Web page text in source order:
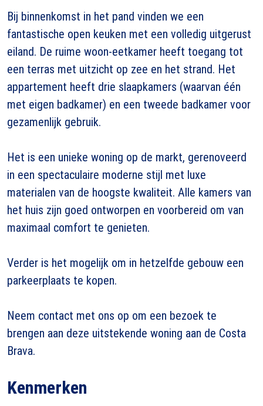
Bij binnenkomst in het pand vinden we een
fantastische open keuken met een volledig uitgerust
eiland. De ruime woon-eetkamer heeft toegang tot
een terras met uitzicht op zee en het strand. Het
appartement heeft drie slaapkamers (waarvan één
met eigen badkamer) en een tweede badkamer voor
gezamenlijk gebruik.
Het is een unieke woning op de markt, gerenoveerd
in een spectaculaire moderne stijl met luxe
materialen van de hoogste kwaliteit. Alle kamers van
het huis zijn goed ontworpen en voorbereid om van
maximaal comfort te genieten.
Verder is het mogelijk om in hetzelfde gebouw een
parkeerplaats te kopen.
Neem contact met ons op om een bezoek te
brengen aan deze uitstekende woning aan de Costa
Brava.
Kenmerken